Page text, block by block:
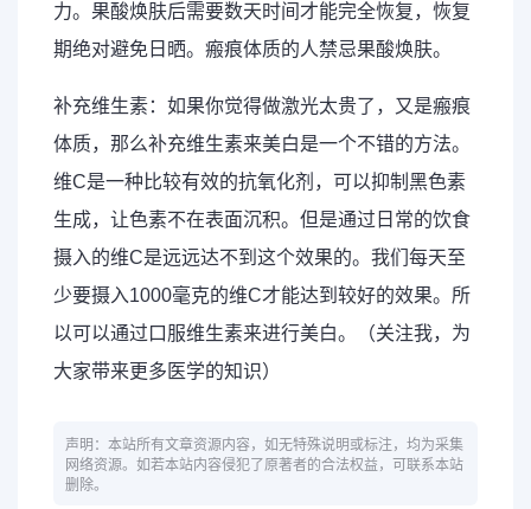
力。果酸焕肤后需要数天时间才能完全恢复，恢复
期绝对避免日晒。瘢痕体质的人禁忌果酸焕肤。
补充维生素：如果你觉得做激光太贵了，又是瘢痕
体质，那么补充维生素来美白是一个不错的方法。
维C是一种比较有效的抗氧化剂，可以抑制黑色素
生成，让色素不在表面沉积。但是通过日常的饮食
摄入的维C是远远达不到这个效果的。我们每天至
少要摄入1000毫克的维C才能达到较好的效果。所
以可以通过口服维生素来进行美白。（关注我，为
大家带来更多医学的知识）
声明：本站所有文章资源内容，如无特殊说明或标注，均为采集
网络资源。如若本站内容侵犯了原著者的合法权益，可联系本站
删除。